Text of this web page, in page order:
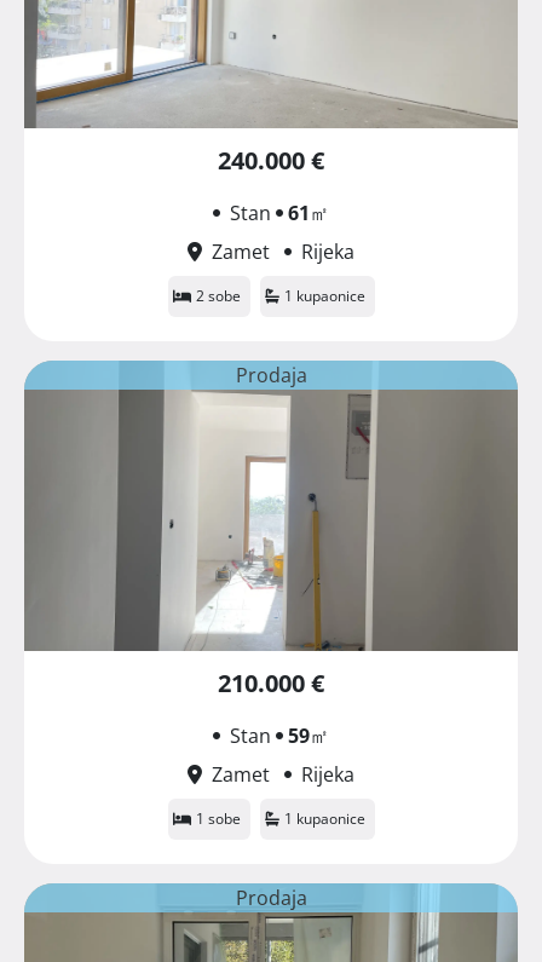
240.000 €
Stan 61㎡
Zamet
Rijeka
2 sobe 1 kupaonice
Prodaja
210.000 €
Stan 59㎡
Zamet
Rijeka
1 sobe 1 kupaonice
Prodaja